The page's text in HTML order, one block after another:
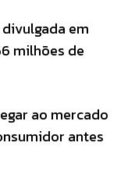
em
milhões de
ao mercado
antes